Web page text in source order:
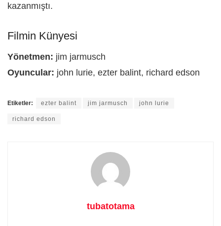
kazanmıştı.
Filmin Künyesi
Yönetmen: jim jarmusch
Oyuncular: john lurie, ezter balint, richard edson
Etiketler: ezter balint jim jarmusch john lurie
richard edson
tubatotama